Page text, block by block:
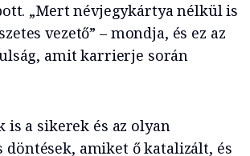
„Mert névjegykártya nélkül is
vezető” – mondja, és ez az
amit karrierje során
is a sikerek és az olyan
amiket ő katalizált, és